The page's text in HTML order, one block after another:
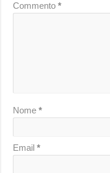
Commento*
Nome*
Email*